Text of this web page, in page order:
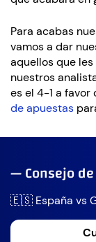
Para acabas
vamos a dar
aquellos que
nuestros
es el 4-1 a favor
de apuestas
— Consejo
🇪🇸 España vs